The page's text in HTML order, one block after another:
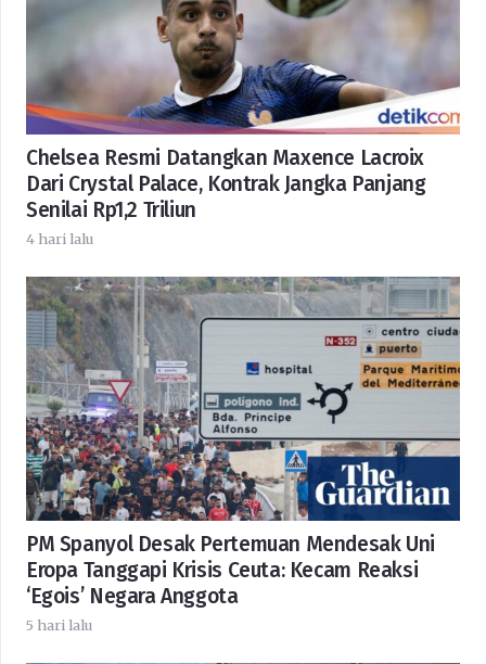
Chelsea Resmi Datangkan Maxence Lacroix
Dari Crystal Palace, Kontrak Jangka Panjang
Senilai Rp1,2 Triliun
4 hari lalu
PM Spanyol Desak Pertemuan Mendesak Uni
Eropa Tanggapi Krisis Ceuta: Kecam Reaksi
‘Egois’ Negara Anggota
5 hari lalu